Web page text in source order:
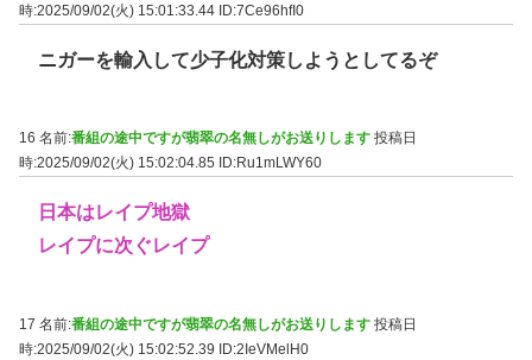
時:2025/09/02(火) 15:01:33.44 ID:7Ce96hfI0
ニガーを輸入して少子化対策しようとしてるぞ
16 名前:番組の途中ですが翡翠の名無しがお送りします 投稿日
時:2025/09/02(火) 15:02:04.85
ID:Ru1mLWY60
日本はレイプ地獄
レイプに次ぐレイプ
17 名前:番組の途中ですが翡翠の名無しがお送りします 投稿日
時:2025/09/02(火) 15:02:52.39
ID:2IeVMelH0